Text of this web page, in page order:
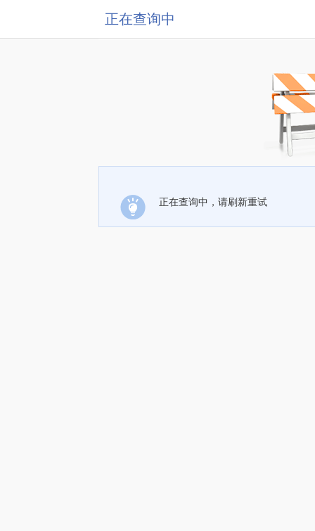
正在查询中
正在查询中，请刷新重试